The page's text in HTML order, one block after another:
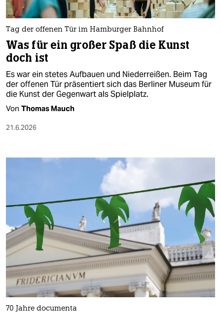
Tag der offenen Tür im Hamburger Bahnhof
Was für ein großer Spaß die Kunst
doch ist
Es war ein stetes Aufbauen und Niederreißen. Beim Tag
der offenen Tür präsentiert sich das Berliner Museum für
die Kunst der Gegenwart als Spielplatz.
Von Thomas Mauch
21.6.2026
70 Jahre documenta